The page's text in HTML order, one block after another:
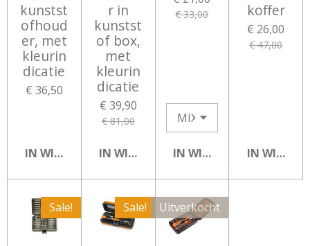
kunstst
ofhoud
er, met
kleurin
dicatie
€ 36,50
IN WINKELWAGEN
r in
kunstst
of box,
met
kleurin
dicatie
€ 39,90
€ 81,00
IN WINKELWAGEN
€ 33,00
IN WINKELWAGEN
koffer
€ 26,00
€ 47,00
IN
Sale! Sale! Uitverkocht